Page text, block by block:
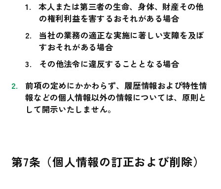
本人または第三者の生命、身体、財産その他
の権利利益を害するおそれがある場合
当社の業務の適正な実施に著しい支障を及ぼ
すおそれがある場合
その他法令に違反することとなる場合
前項の定めにかかわらず、履歴情報および特性情
報などの個人情報以外の情報については、原則と
して開示いたしません。
第7条（個人情報の訂正および削除）